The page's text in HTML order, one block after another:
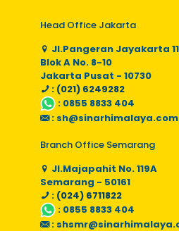
Head Office Jakarta
Jl.Pangeran Jayakarta
Blok A No. 8-10
Jakarta Pusat - 10730
: (021) 6249282
: 0855 8833 404
: sh@sinarhimalaya.com
Branch Office Semarang
Jl.Majapahit No. 119A
Semarang - 50161
: (024) 6711822
: 0855 8833 404
: